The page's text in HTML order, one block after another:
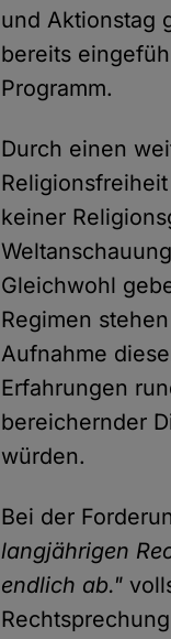
und Aktionstag
bereits
Programm.
Durch einen
keiner
Gleichwohl
Regimen
Aufnahme
Erfahrungen
bereichernder
würden.
Bei der
langjährigen
endlich ab."